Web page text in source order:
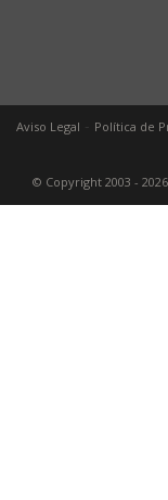
Aviso Legal Política de
© Copyright 2003 -